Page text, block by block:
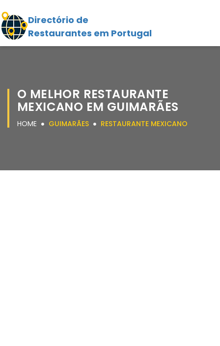
Directório de
Restaurantes em Portugal
O MELHOR RESTAURANTE
MEXICANO EM GUIMARÃES
HOME GUIMARÃES RESTAURANTE MEXICANO